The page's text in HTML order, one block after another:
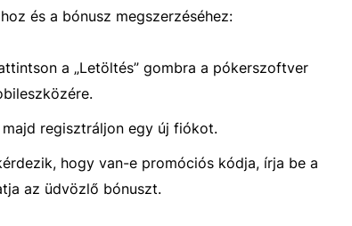
és a bónusz megszerzéséhez:
a „Letöltés” gombra a pókerszoftver
regisztráljon egy új fiókot.
hogy van-e promóciós kódja, írja be a
az üdvözlő bónuszt.